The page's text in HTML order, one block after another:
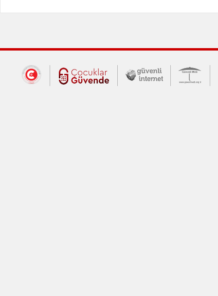
Dış Bağlantılar
Cumhurbaşkanlığı İletişim Merkezi
Çocuklar Güvende (yeni
Güvenli